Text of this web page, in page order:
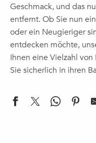
Geschmack, und das
entfernt. Ob Sie nun
oder ein Neugieriger
entdecken möchte,
Ihnen eine Vielzahl
Sie sicherlich in ihren